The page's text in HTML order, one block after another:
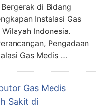
di Bidang
Instalasi Gas
Indonesia.
Pengadaan
Gas Medis …
Gas Medis
Sakit di